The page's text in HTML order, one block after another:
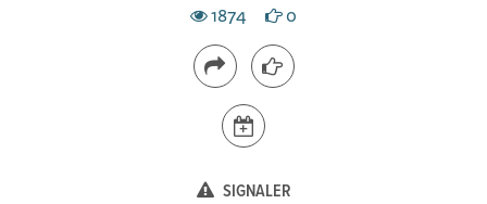
1874 0
SIGNALER